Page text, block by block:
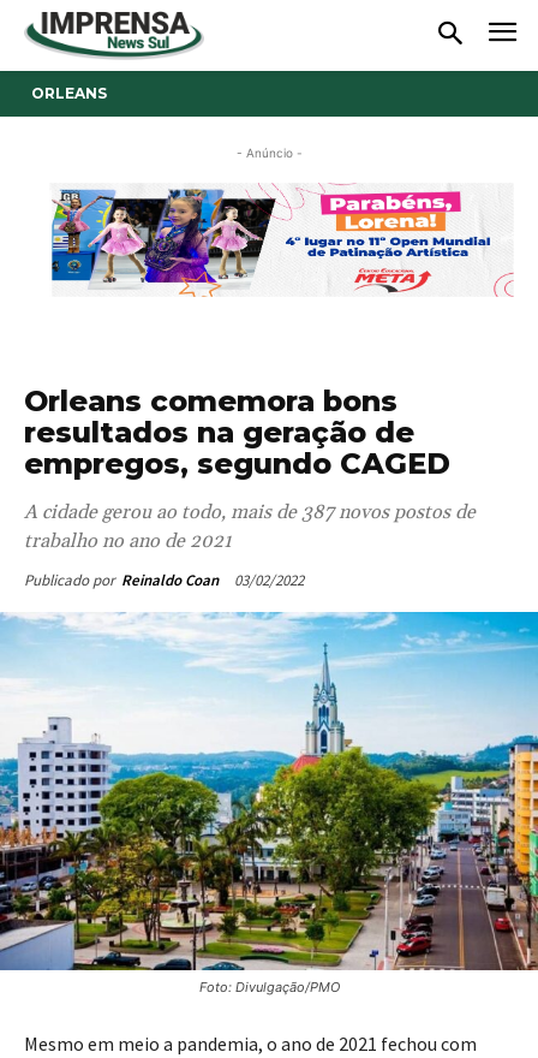
ORLEANS
- Anúncio -
Orleans comemora bons
resultados na geração de
empregos, segundo CAGED
A cidade gerou ao todo, mais de 387 novos postos de
trabalho no ano de 2021
Publicado por Reinaldo Coan 03/02/2022
Foto: Divulgação/PMO
Mesmo em meio a pandemia, o ano de 2021 fechou com